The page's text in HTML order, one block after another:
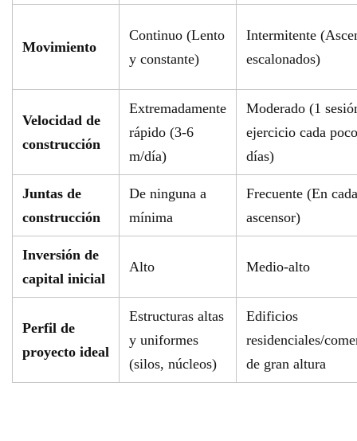
Movimiento
Continuo (Lento
y constante)
Intermitente
escalonados)
Velocidad de
construcción
Extremadamente
rápido (3-6
m/día)
Moderado (1
ejercicio cada
días)
Juntas de
construcción
De ninguna a
mínima
Frecuente (En cada
ascensor)
Inversión de
capital inicial
Alto Medio-alto
Perfil de
proyecto ideal
Estructuras altas
y uniformes
(silos, núcleos)
Edificios
residenciales/
de gran altura